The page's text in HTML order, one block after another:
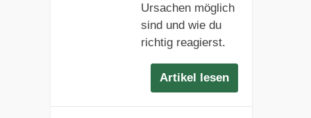
Ursachen möglich
sind und wie du
richtig reagierst.
Artikel lesen